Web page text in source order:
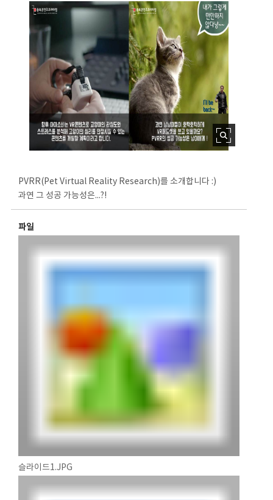
PVRR(Pet Virtual Reality Research)를 소개합니다 :)
과연 그 성공 가능성은...?!
파일
슬라이드1.JPG